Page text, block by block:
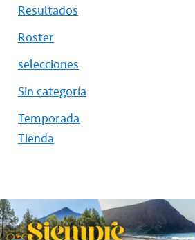
Resultados
Roster
selecciones
Sin categoría
Temporada
Tienda